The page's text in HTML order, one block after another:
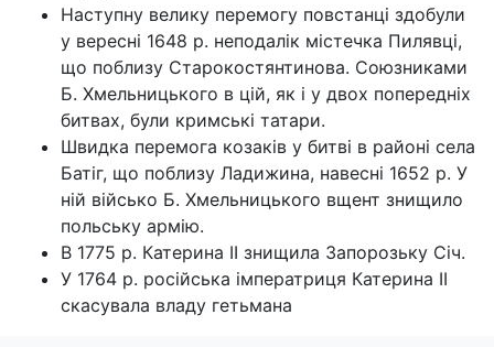
Наступну велику перемогу повстанці здобули
у вересні 1648 р. неподалік містечка Пилявці,
що поблизу Старокостянтинова. Союзниками
Б. Хмельницького в цій, як і у двох попередніх
битвах, були кримські татари.
Швидка перемога козаків у битві в районі села
Батіг, що поблизу Ладижина, навесні 1652 р. У
ній військо Б. Хмельницького вщент знищило
польську армію.
В 1775 р. Катерина II знищила Запорозьку Січ.
У 1764 р. російська імператриця Катерина II
скасувала владу гетьмана